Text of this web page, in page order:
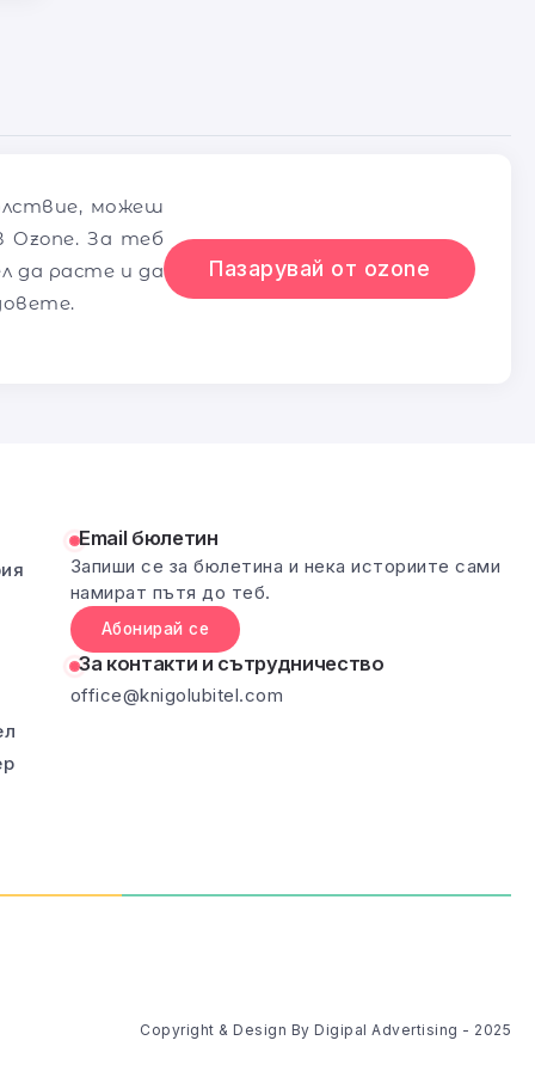
можеш
Ozone. За теб
да расте и да
Пазарувай от ozone
Email бюлетин
Запиши се за бюлетина и нека историите сами
намират пътя до теб.
Абонирай се
За контакти и сътрудничество
office@knigolubitel.com
Copyright & Design By Digipal Advertising - 2025